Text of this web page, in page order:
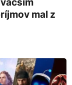
mal z